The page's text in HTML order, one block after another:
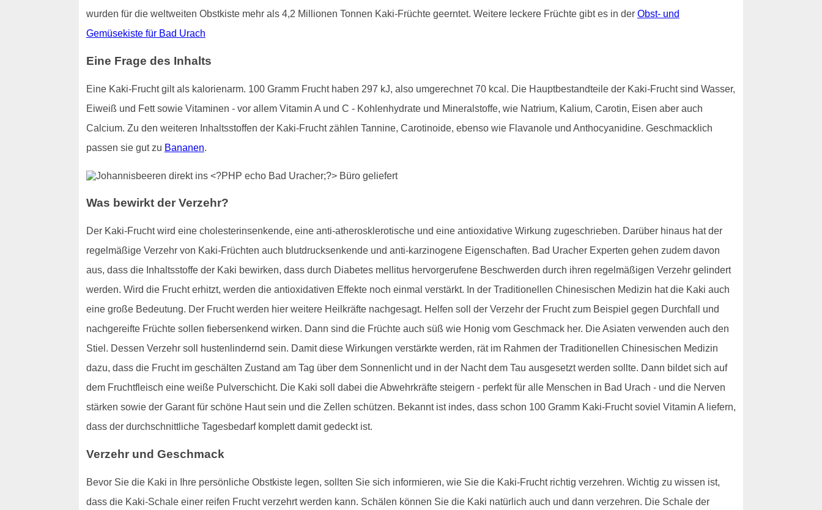
wurden für die weltweiten Obstkiste mehr als 4,2 Millionen Tonnen Kaki-Früchte geerntet. Weitere leckere Früchte gibt es in der Obst- und
Gemüsekiste für Bad Urach
Eine Frage des Inhalts
Eine Kaki-Frucht gilt als kalorienarm. 100 Gramm Frucht haben 297 kJ, also umgerechnet 70 kcal. Die Hauptbestandteile der Kaki-Frucht sind Wasser,
Eiweiß und Fett sowie Vitaminen - vor allem Vitamin A und C - Kohlenhydrate und Mineralstoffe, wie Natrium, Kalium, Carotin, Eisen aber auch
Calcium. Zu den weiteren Inhaltsstoffen der Kaki-Frucht zählen Tannine, Carotinoide, ebenso wie Flavanole und Anthocyanidine. Geschmacklich
passen sie gut zu Bananen.
Was bewirkt der Verzehr?
Der Kaki-Frucht wird eine cholesterinsenkende, eine anti-atherosklerotische und eine antioxidative Wirkung zugeschrieben. Darüber hinaus hat der
regelmäßige Verzehr von Kaki-Früchten auch blutdrucksenkende und anti-karzinogene Eigenschaften. Bad Uracher Experten gehen zudem davon
aus, dass die Inhaltsstoffe der Kaki bewirken, dass durch Diabetes mellitus hervorgerufene Beschwerden durch ihren regelmäßigen Verzehr gelindert
werden. Wird die Frucht erhitzt, werden die antioxidativen Effekte noch einmal verstärkt. In der Traditionellen Chinesischen Medizin hat die Kaki auch
eine große Bedeutung. Der Frucht werden hier weitere Heilkräfte nachgesagt. Helfen soll der Verzehr der Frucht zum Beispiel gegen Durchfall und
nachgereifte Früchte sollen fiebersenkend wirken. Dann sind die Früchte auch süß wie Honig vom Geschmack her. Die Asiaten verwenden auch den
Stiel. Dessen Verzehr soll hustenlindernd sein. Damit diese Wirkungen verstärkte werden, rät im Rahmen der Traditionellen Chinesischen Medizin
dazu, dass die Frucht im geschälten Zustand am Tag über dem Sonnenlicht und in der Nacht dem Tau ausgesetzt werden sollte. Dann bildet sich auf
dem Fruchtfleisch eine weiße Pulverschicht. Die Kaki soll dabei die Abwehrkräfte steigern - perfekt für alle Menschen in Bad Urach - und die Nerven
stärken sowie der Garant für schöne Haut sein und die Zellen schützen. Bekannt ist indes, dass schon 100 Gramm Kaki-Frucht soviel Vitamin A liefern,
dass der durchschnittliche Tagesbedarf komplett damit gedeckt ist.
Verzehr und Geschmack
Bevor Sie die Kaki in Ihre persönliche Obstkiste legen, sollten Sie sich informieren, wie Sie die Kaki-Frucht richtig verzehren. Wichtig zu wissen ist,
dass die Kaki-Schale einer reifen Frucht verzehrt werden kann. Schälen können Sie die Kaki natürlich auch und dann verzehren. Die Schale der